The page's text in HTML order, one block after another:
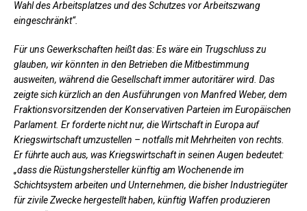
Wahl des Arbeitsplatzes und des Schutzes vor Arbeitszwang
eingeschränkt“.
Für uns Gewerkschaften heißt das: Es wäre ein Trugschluss zu
glauben, wir könnten in den Betrieben die Mitbestimmung
ausweiten, während die Gesellschaft immer autoritärer wird. Das
zeigte sich kürzlich an den Ausführungen von Manfred Weber, dem
Fraktionsvorsitzenden der Konservativen Parteien im Europäischen
Parlament. Er forderte nicht nur, die Wirtschaft in Europa auf
Kriegswirtschaft umzustellen – notfalls mit Mehrheiten von rechts.
Er führte auch aus, was Kriegswirtschaft in seinen Augen bedeutet:
„dass die Rüstungshersteller künftig am Wochenende im
Schichtsystem arbeiten und Unternehmen, die bisher Industriegüter
für zivile Zwecke hergestellt haben, künftig Waffen produzieren